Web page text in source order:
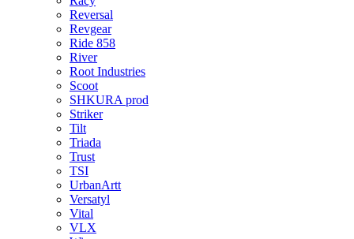
Reversal
Revgear
Ride 858
River
Root Industries
Scoot
SHKURA рrоd
Striker
Tilt
Triada
Trust
TSI
UrbanArtt
Versatyl
Vital
VLX